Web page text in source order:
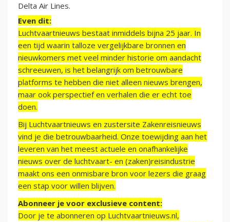
Delta Air Lines.
Even dit:
Luchtvaartnieuws bestaat inmiddels bijna 25 jaar. In
een tijd waarin talloze vergelijkbare bronnen en
nieuwkomers met veel minder historie om aandacht
schreeuwen, is het belangrijk om betrouwbare
platforms te hebben die niet alleen nieuws brengen,
maar ook perspectief en verhalen die er echt toe
doen.
Bij Luchtvaartnieuws en zustersite Zakenreisnieuws
vind je die betrouwbaarheid. Onze toewijding aan het
leveren van het meest actuele en onafhankelijke
nieuws over de luchtvaart- en (zaken)reisindustrie
maakt ons een onmisbare bron voor lezers die graag
een stap voor willen blijven.
Abonneer je voor exclusieve content:
Door je te abonneren op Luchtvaartnieuws.nl,